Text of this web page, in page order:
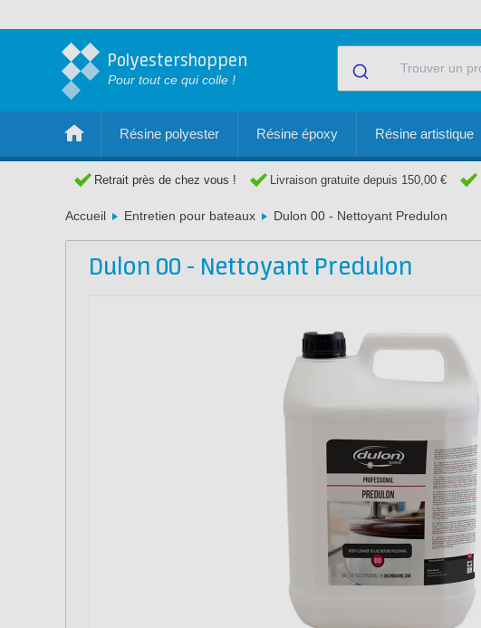
Polyestershoppen
Pour tout ce qui colle !
Résine polyester Résine époxy Résine artistique
Retrait près de chez vous ! Livraison gratuite depuis 150,00 €
Accueil Entretien pour bateaux Dulon 00 - Nettoyant Predulon
Dulon 00 - Nettoyant Predulon